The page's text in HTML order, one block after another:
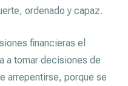
ordenado y capaz.
financieras el
a tomar decisiones de
arrepentirse, porque se